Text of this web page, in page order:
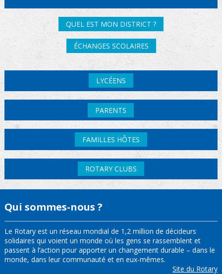
QUEL EST MON DISTRICT ?
ÉCHANGES SCOLAIRES
LYCÉENS
PARENTS
FAMILLES HÔTES
ROTARY CLUBS
Qui sommes-nous ?
Le Rotary est un réseau mondial de 1,2 million de décideurs
solidaires qui voient un monde où les gens se rassemblent et
passent à l’action pour apporter un changement durable – dans le
monde, dans leur communauté et en eux-mêmes.
Site du Rotary